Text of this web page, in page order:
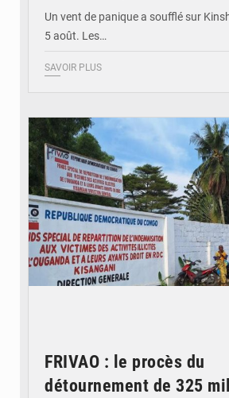
Un vent de panique a soufflé sur
5 août. Les…
SAVOIR PLUS
FRIVAO : le procès du
détournement de 325